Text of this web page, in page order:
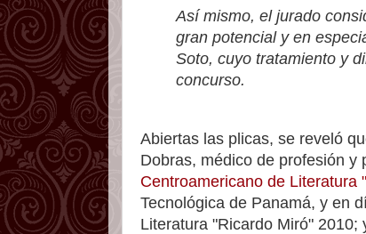
Así mismo, el jurado
gran potencial y en
Soto, cuyo tratamiento y
concurso.
Abiertas las plicas, se reveló
Dobras, médico de profesión y
Centroamericano de Literatura
Tecnológica de Panamá, y en
Literatura "Ricardo Miró"